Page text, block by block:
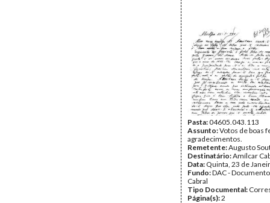
Pasta:04605.043.113
Assunto:Votos de boas
agradecimentos.
Remetente:Augusto
Destinatário:Amílcar
Data: Quinta, 23 de
Fundo:DAC -
Cabral
Tipo Documental:
Página(s):2